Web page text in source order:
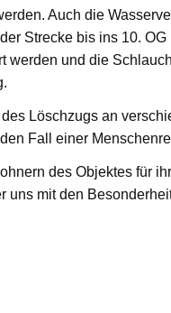
Auch die
Strecke bis ins 10.
werden und die
Löschzugs an
Fall einer
des Objektes für
uns mit den